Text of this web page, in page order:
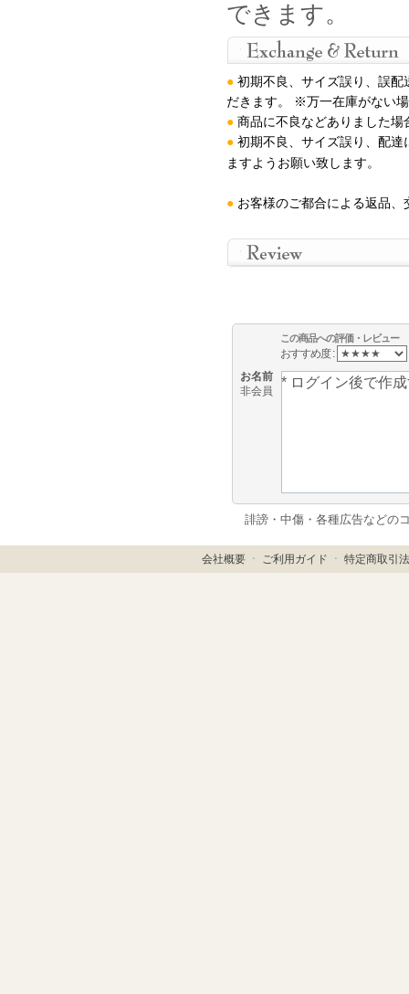
できます。
● 初期不良、サイズ誤り、誤
だきます。 ※万一在庫がない
● 商品に不良などありました
● 初期不良、サイズ誤り、配達
ますようお願い致します。
● お客様のご都合による返品
この商品への評価・レビュー
おすすめ度 :
お名前
非会員
誹謗・中傷・各種広告などの
会社概要 ㆍ ご利用ガイド ㆍ特定商取引